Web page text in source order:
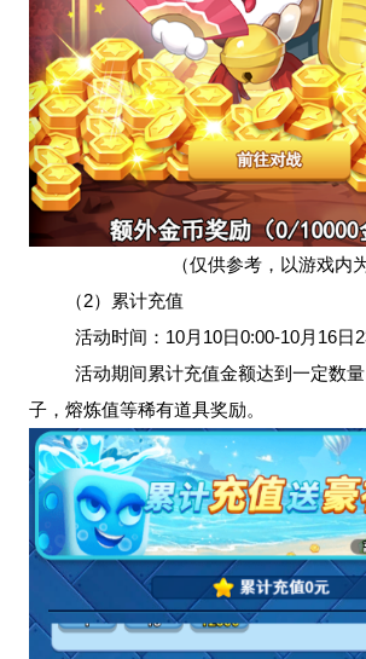
（仅供参考，以游戏内
（2）累计充值
活动时间：10月10日0:00-10月16日
活动期间累计充值金额达到一定数
子，熔炼值等稀有道具奖励。